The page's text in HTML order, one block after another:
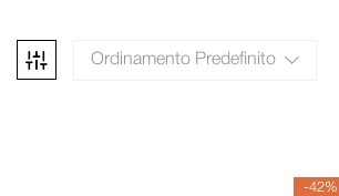
Ordinamento Predefinito
-42%